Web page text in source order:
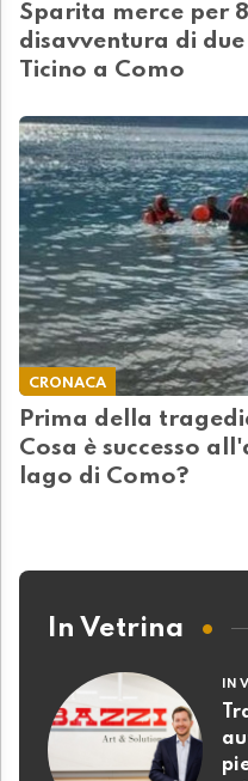
Sparita merce per
disavventura di
Ticino a Como
CRONACA
Prima della
Cosa è successo
lago di Como?
In Vetrina
IN